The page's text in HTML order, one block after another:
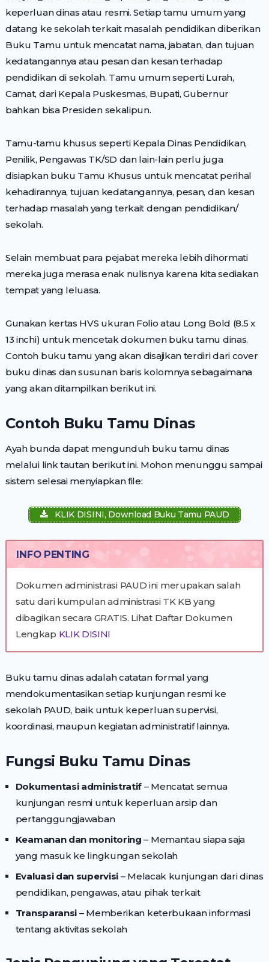
keperluan dinas atau resmi. Setiap tamu umum yang
datang ke sekolah terkait masalah pendidikan diberikan
Buku Tamu untuk mencatat nama, jabatan, dan tujuan
kedatangannya atau pesan dan kesan terhadap
pendidikan di sekolah. Tamu umum seperti Lurah,
Camat, dari Kepala Puskesmas, Bupati, Gubernur
bahkan bisa Presiden sekalipun.
Tamu-tamu khusus seperti Kepala Dinas Pendidikan,
Penilik, Pengawas TK/SD dan lain-lain perlu juga
disiapkan buku Tamu Khusus untuk mencatat perihal
kehadirannya, tujuan kedatangannya, pesan, dan kesan
terhadap masalah yang terkait dengan pendidikan/
sekolah.
Selain membuat para pejabat mereka lebih dihormati
mereka juga merasa enak nulisnya karena kita sediakan
tempat yang leluasa.
Gunakan kertas HVS ukuran Folio atau Long Bold (8.5 x
13 inchi) untuk mencetak dokumen buku tamu dinas.
Contoh buku tamu yang akan disajikan terdiri dari cover
buku dinas dan susunan baris kolomnya sebagaimana
yang akan ditampilkan berikut ini.
Contoh Buku Tamu Dinas
Ayah bunda dapat mengunduh buku tamu dinas
melalui link tautan berikut ini. Mohon menunggu sampai
sistem selesai menyiapkan file:
KLIK DISINI, Download Buku Tamu PAUD
INFO PENTING
Dokumen administrasi PAUD ini merupakan salah
satu dari kumpulan administrasi TK KB yang
dibagikan secara GRATIS. Lihat Daftar Dokumen
Lengkap KLIK DISINI
Buku tamu dinas adalah catatan formal yang
mendokumentasikan setiap kunjungan resmi ke
sekolah PAUD, baik untuk keperluan supervisi,
koordinasi, maupun kegiatan administratif lainnya.
Fungsi Buku Tamu Dinas
Dokumentasi administratif – Mencatat semua
kunjungan resmi untuk keperluan arsip dan
pertanggungjawaban
Keamanan dan monitoring – Memantau siapa saja
yang masuk ke lingkungan sekolah
Evaluasi dan supervisi – Melacak kunjungan dari dinas
pendidikan, pengawas, atau pihak terkait
Transparansi – Memberikan keterbukaan informasi
tentang aktivitas sekolah